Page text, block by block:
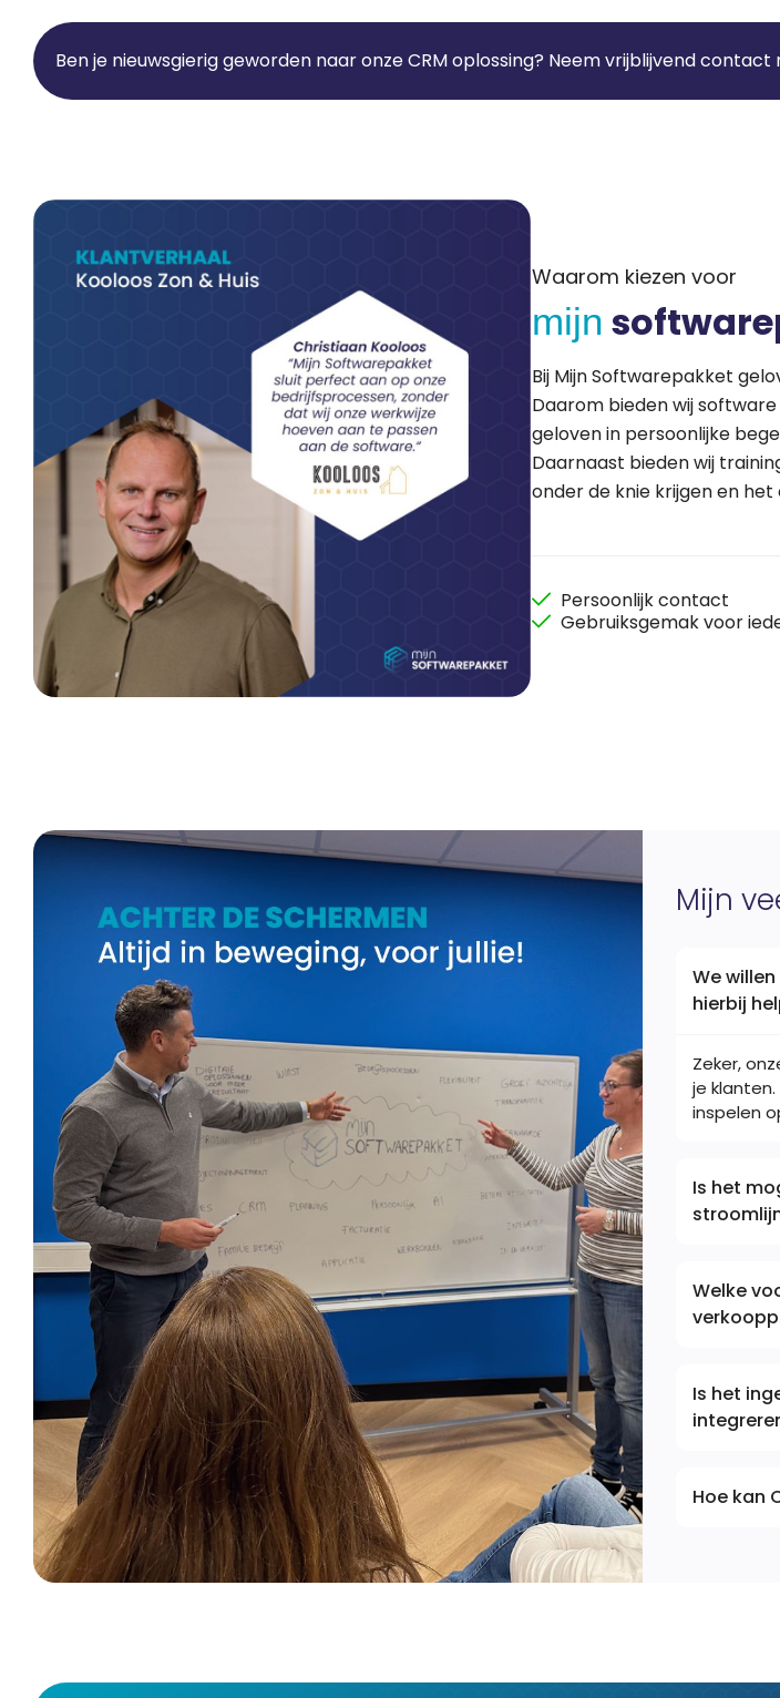
Ben je nieuwsgierig geworden naar onze CRM oplossing? Neem vrijblijvend
Waarom kiezen voor
mijn
Bij Mijn Softwarepakket
Daarom bieden wij
geloven in persoonlijke
Daarnaast bieden wij
onder de knie krijgen en
Persoonlijk contact
Gebruiksgemak voor
Mijn
We
hierbij
Zeker,
je
inspelen
Is het
Welke
Is het
Hoe kan